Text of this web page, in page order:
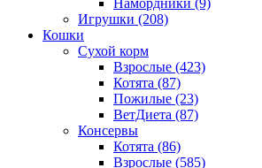
Намордники (9)
Игрушки (208)
Кошки
Сухой корм
Взрослые (423)
Котята (87)
Пожилые (23)
ВетДиета (87)
Консервы
Котята (86)
Взрослые (585)